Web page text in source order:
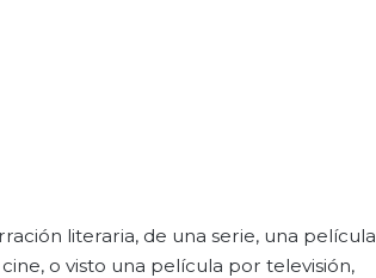
literaria, de una serie, una película
o visto una película por televisión,